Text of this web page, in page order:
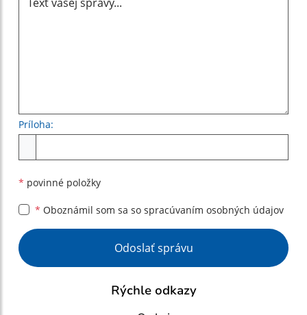
Príloha:
* povinné položky
* Oboznámil som sa so spracúvaním osobných údajov
Google reCaptcha Response
Odoslať správu
Rýchle odkazy